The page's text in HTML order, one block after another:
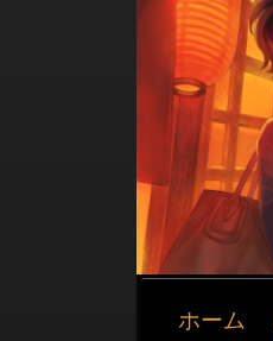
ホーム